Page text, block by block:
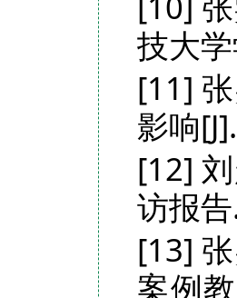
技大
[11]
影响
[12]
访报
[13]
案例